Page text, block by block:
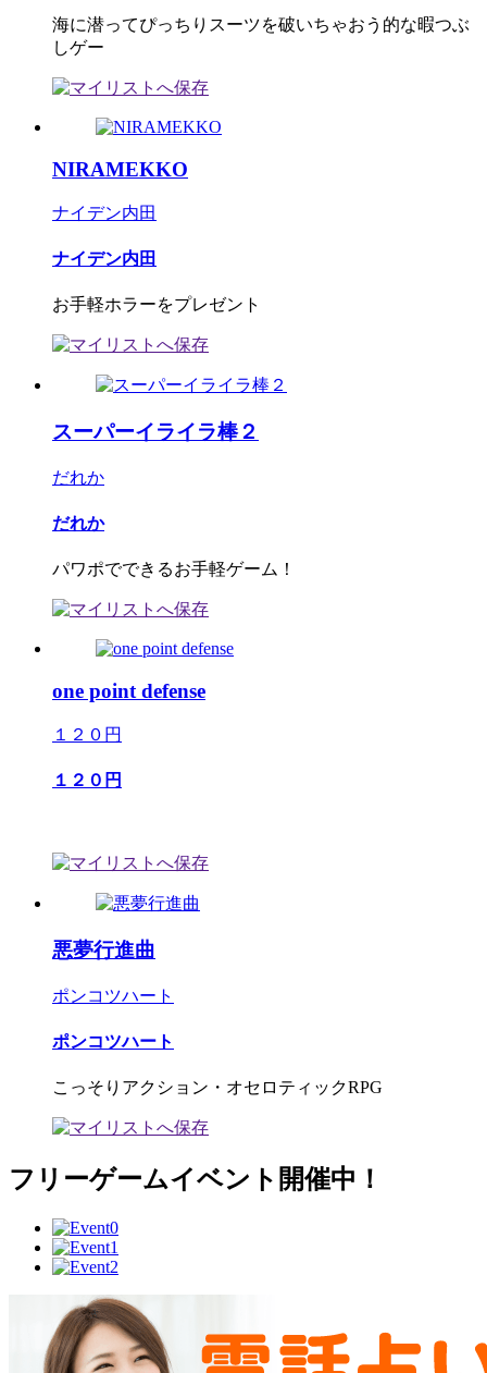
海に潜ってぴっちりスーツを破いちゃおう的な暇つぶ
しゲー
NIRAMEKKO
ナイデン内田
ナイデン内田
お手軽ホラーをプレゼント
スーパーイライラ棒２
だれか
だれか
パワポでできるお手軽ゲーム！
one point defense
１２０円
１２０円
悪夢行進曲
ポンコツハート
ポンコツハート
こっそりアクション・オセロティックRPG
フリーゲームイベント開催中！